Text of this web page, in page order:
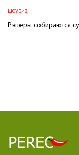
ШОУБИЗ
Рэперы собираются